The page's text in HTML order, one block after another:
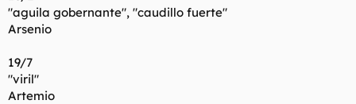
"aguila gobernante", "caudillo fuerte"
Arsenio
19/7
"viril"
Artemio